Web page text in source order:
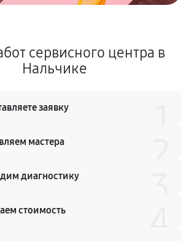
сервисного центра в
Нальчике
заявку
мастера
диагностику
стоимость